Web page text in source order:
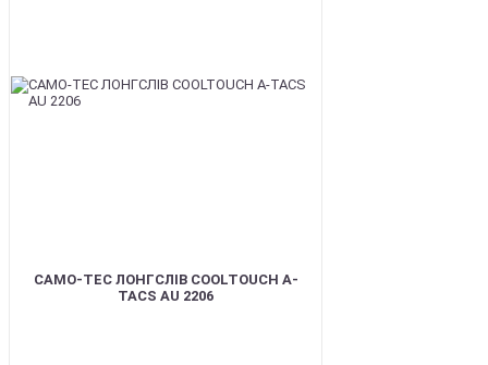
CAMO-TEC ЛОНГСЛІВ COOLTOUCH A-
TACS AU 2206